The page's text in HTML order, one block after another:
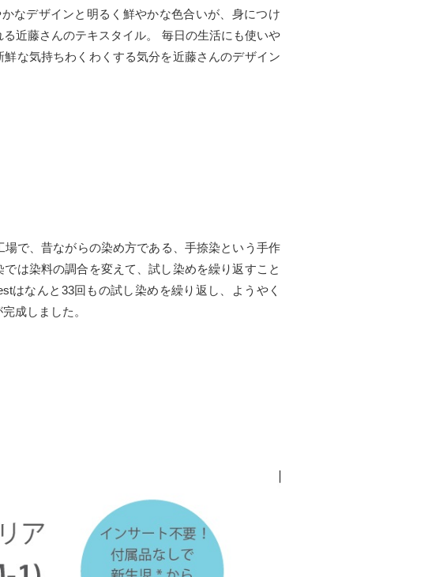
なデザインと明るく鮮やかな色合いが、身につけ
近藤さんのテキスタイル。 毎日の生活にも使いや
な気持ちわくわくする気分を近藤さんのデザイン
で、昔ながらの染め方である、手捺染という手作
は染料の調合を変えて、試し染めを繰り返すこと
はなんと33回もの試し染めを繰り返し、ようやく
成しました。